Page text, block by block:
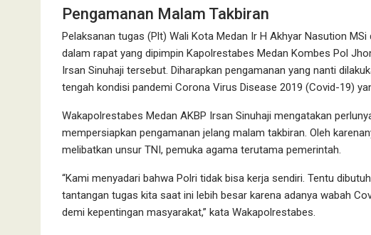
Pengamanan Malam Takbiran
Pelaksanan tugas (Plt) Wali Kota Medan Ir H Akhyar Nasution
dalam rapat yang dipimpin Kapolrestabes Medan Kombes Pol
Irsan Sinuhaji tersebut. Diharapkan pengamanan yang nanti
tengah kondisi pandemi Corona Virus Disease 2019 (Covid-19)
Wakapolrestabes Medan AKBP Irsan Sinuhaji mengatakan
mempersiapkan pengamanan jelang malam takbiran. Oleh
melibatkan unsur TNI, pemuka agama terutama pemerintah.
“Kami menyadari bahwa Polri tidak bisa kerja sendiri. Tentu
tantangan tugas kita saat ini lebih besar karena adanya wabah
demi kepentingan masyarakat,” kata Wakapolrestabes.